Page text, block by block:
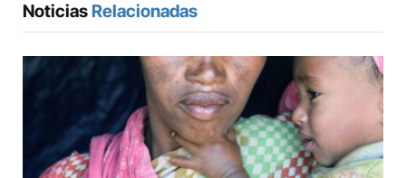
Noticias Relacionadas